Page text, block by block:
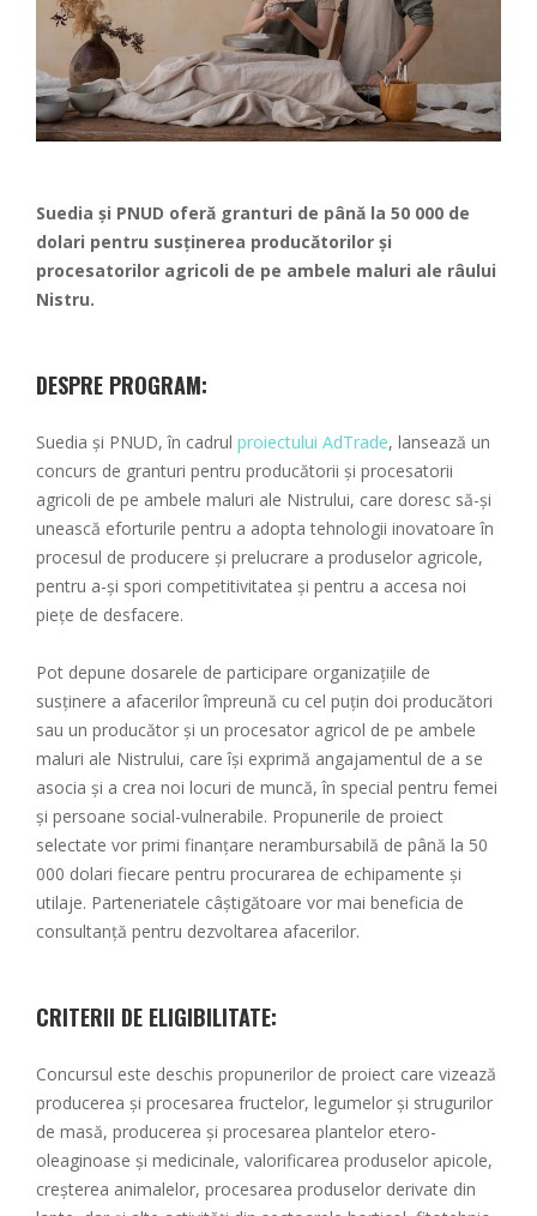
Suedia și PNUD oferă granturi de până la 50 000 de
dolari pentru susținerea producătorilor și
procesatorilor agricoli de pe ambele maluri ale râului
Nistru.
DESPRE PROGRAM:
Suedia și PNUD, în cadrul proiectului AdTrade, lansează un
concurs de granturi pentru producătorii și procesatorii
agricoli de pe ambele maluri ale Nistrului, care doresc să-și
unească eforturile pentru a adopta tehnologii inovatoare în
procesul de producere și prelucrare a produselor agricole,
pentru a-și spori competitivitatea și pentru a accesa noi
piețe de desfacere.
Pot depune dosarele de participare organizațiile de
susținere a afacerilor împreună cu cel puțin doi producători
sau un producător și un procesator agricol de pe ambele
maluri ale Nistrului, care își exprimă angajamentul de a se
asocia și a crea noi locuri de muncă, în special pentru femei
și persoane social-vulnerabile. Propunerile de proiect
selectate vor primi finanțare nerambursabilă de până la 50
000 dolari fiecare pentru procurarea de echipamente și
utilaje. Parteneriatele câștigătoare vor mai beneficia de
consultanță pentru dezvoltarea afacerilor.
CRITERII DE ELIGIBILITATE:
Concursul este deschis propunerilor de proiect care vizează
producerea și procesarea fructelor, legumelor și strugurilor
de masă, producerea și procesarea plantelor etero-
oleaginoase și medicinale, valorificarea produselor apicole,
creșterea animalelor, procesarea produselor derivate din